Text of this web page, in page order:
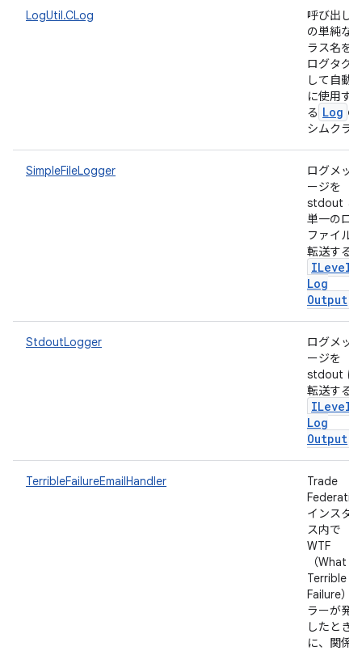
LogUtil.CLog
呼び出し
の単純な
ラス名を
ログタグ
して自動
に使用す
る Log の
シムクラ
SimpleFileLogger
ログメッ
ージを
stdout と
単一のロ
ファイル
転送する
Log
Output
StdoutLogger
ログメッ
ージを
stdout に
転送する
Log
Output
TerribleFailureEmailHandler
Trade
インスタ
ス内で
WTF
（What a
Terrible
Failure）
ラーが発
したとき
に、関係